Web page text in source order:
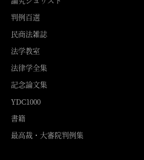
判例百選
民商法雑誌
法学教室
法律学全集
記念論文集
YDC1000
書籍
最高裁・大審院判例集